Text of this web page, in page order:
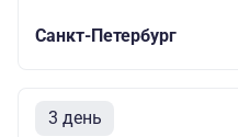
Санкт-Петербург
3 день